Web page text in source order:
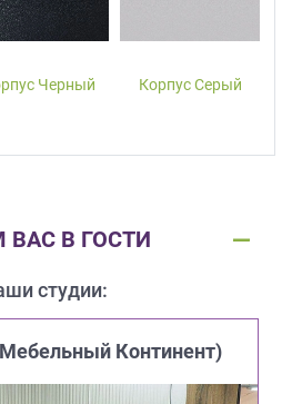
Черный Корпус Серый
В ГОСТИ
студии:
Континент)